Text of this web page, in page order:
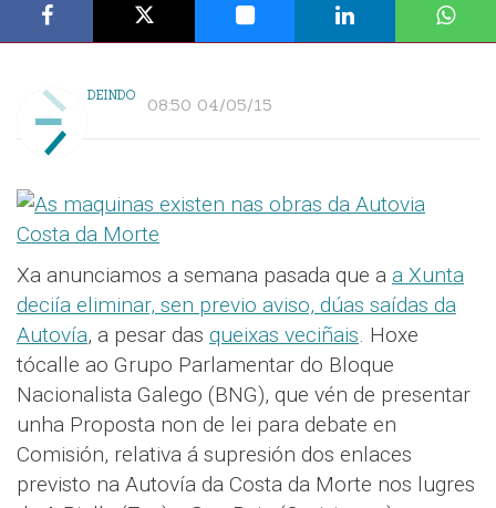
DEINDO 08:50 04/05/15
Xa anunciamos a semana pasada que a a Xunta
deciía eliminar, sen previo aviso, dúas saídas da
Autovía, a pesar das queixas veciñais. Hoxe
tócalle ao Grupo Parlamentar do Bloque
Nacionalista Galego (BNG), que vén de presentar
unha Proposta non de lei para debate en
Comisión, relativa á supresión dos enlaces
previsto na Autovía da Costa da Morte nos lugres